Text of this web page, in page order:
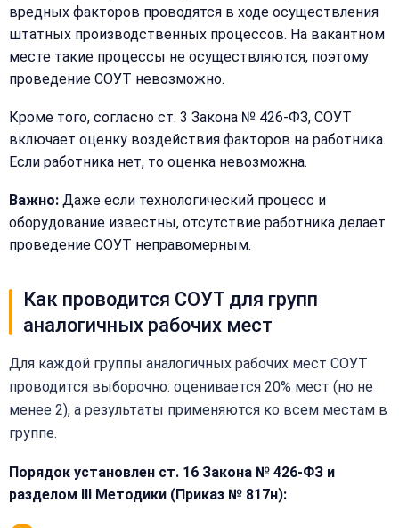
вредных факторов проводятся в ходе осуществления
штатных производственных процессов. На вакантном
месте такие процессы не осуществляются, поэтому
проведение СОУТ невозможно.
Кроме того, согласно ст. 3 Закона № 426-ФЗ, СОУТ
включает оценку воздействия факторов на работника.
Если работника нет, то оценка невозможна.
Важно: Даже если технологический процесс и
оборудование известны, отсутствие работника делает
проведение СОУТ неправомерным.
Как проводится СОУТ для групп
аналогичных рабочих мест
Для каждой группы аналогичных рабочих мест СОУТ
проводится выборочно: оценивается 20% мест (но не
менее 2), а результаты применяются ко всем местам в
группе.
Порядок установлен ст. 16 Закона № 426-ФЗ и
разделом III Методики (Приказ № 817н):
Согласен на
обработку
персональных
данных
Получить расчёт
Телефон:
Добавить
Согласен на
обработку
данных
отвечаем
Получить расчёт
Или
позвоните
+7
(499)
40